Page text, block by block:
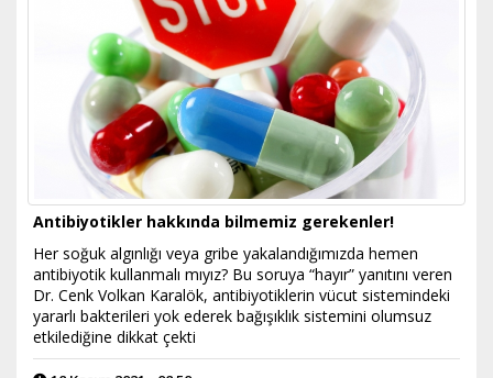
Antibiyotikler hakkında bilmemiz gerekenler!
Her soğuk algınlığı veya gribe yakalandığımızda hemen
antibiyotik kullanmalı mıyız? Bu soruya “hayır” yanıtını veren
Dr. Cenk Volkan Karalök, antibiyotiklerin vücut sistemindeki
yararlı bakterileri yok ederek bağışıklık sistemini olumsuz
etkilediğine dikkat çekti